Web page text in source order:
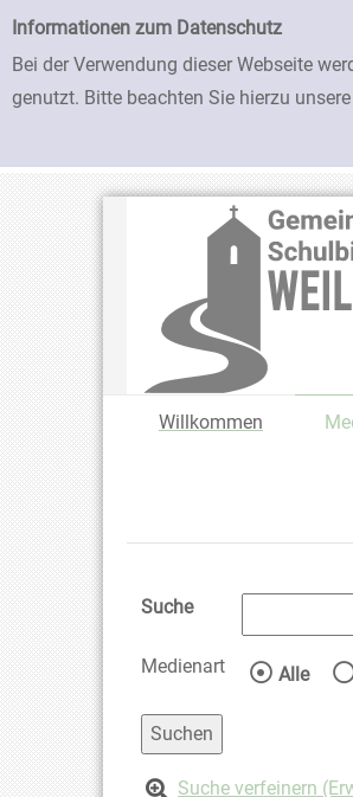
Einfache Suche
Informationen zum Datenschutz
Bei der Verwendung dieser Webseite
genutzt. Bitte beachten Sie hierzu
zur Navigation springen
zum Inhalt springen
Zu den Suchfiltern springen
Zur Trefferliste springen
Willkommen
Suche
Medienart Wählen
Alle
Suche verfeinern